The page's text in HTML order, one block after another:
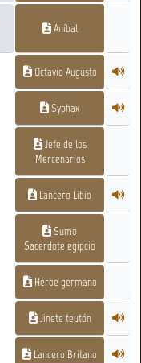
Aníbal
Octavio Augusto
Syphax
Jefe de los
Mercenarios
Lancero Libio
Sumo
Sacerdote egipcio
Héroe germano
Jinete teutón
Lancero Britano